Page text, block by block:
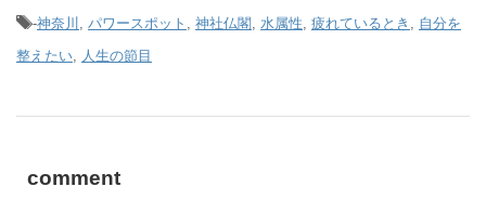
-神奈川 パワースポット 神社仏閣 水属性 疲れているとき
自分を
整えたい
人生の節目
comment